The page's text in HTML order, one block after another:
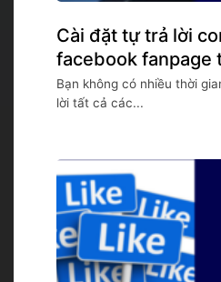
Cài đặt tự trả lời
facebook fanpage
Bạn không có nhiều thời
lời tất cả các...